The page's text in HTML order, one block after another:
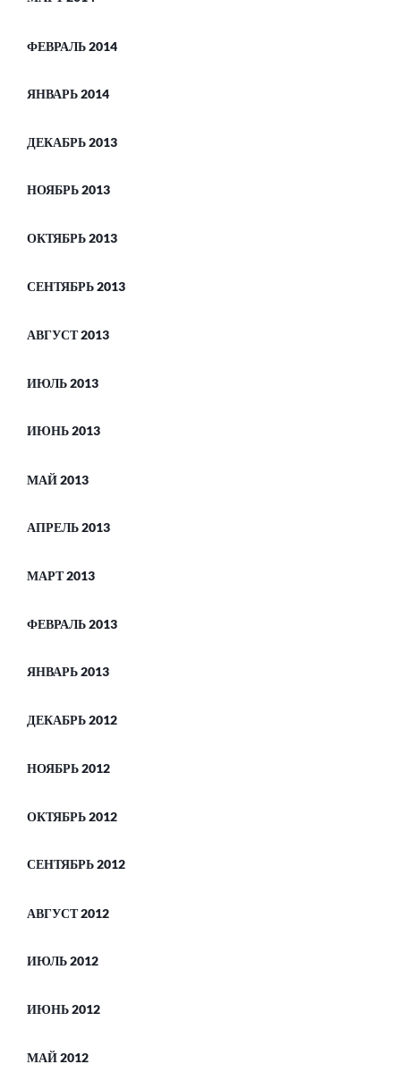
ФЕВРАЛЬ 2014
ЯНВАРЬ 2014
ДЕКАБРЬ 2013
НОЯБРЬ 2013
ОКТЯБРЬ 2013
СЕНТЯБРЬ 2013
АВГУСТ 2013
ИЮЛЬ 2013
ИЮНЬ 2013
МАЙ 2013
АПРЕЛЬ 2013
МАРТ 2013
ФЕВРАЛЬ 2013
ЯНВАРЬ 2013
ДЕКАБРЬ 2012
НОЯБРЬ 2012
ОКТЯБРЬ 2012
СЕНТЯБРЬ 2012
АВГУСТ 2012
ИЮЛЬ 2012
ИЮНЬ 2012
МАЙ 2012